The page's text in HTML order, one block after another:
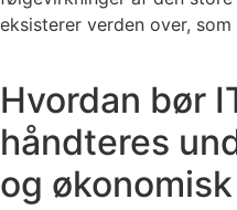
eksisterer verden over,
Hvordan bør
håndteres
og